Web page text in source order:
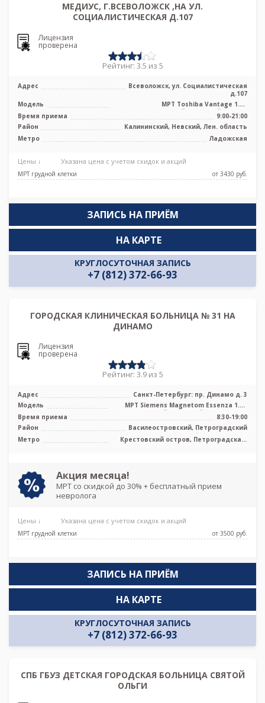
МЕДИУС, Г.ВСЕВОЛОЖСК ,НА УЛ.
СОЦИАЛИСТИЧЕСКАЯ Д.107
Лицензия
проверена
Рейтинг: 3.5 из 5
Адрес
Всеволожск, ул. Социалистическая
д.107
Модель
МРТ Toshiba Vantage 1.5T
высокопольный закрытый тип, КТ
Toshiba Alexio ...
Время приема
9:00-21:00
Район
Калининский, Невский, Лен. область
Метро
Ладожская
Цены ↓ Указана цена с учетом скидок и акций
МРТ грудной клетки от 3430 pуб.
ЗАПИСЬ НА ПРИЁМ
КРУГЛОСУТОЧНАЯ ЗАПИСЬ
+7 (812) 372-66-93
НА КАРТЕ
ГОРОДСКАЯ КЛИНИЧЕСКАЯ БОЛЬНИЦА № 31 НА
ДИНАМО
Лицензия
проверена
Рейтинг: 3.9 из 5
Адрес
Санкт-Петербург: пр. Динамо д. 3
Модель
МРТ Siemens Magnetom Essenza 1.5T
высокопольный закрытый тип, КТ Aquil
...
Время приема
8:30-19:00
Район
Василеостровский, Петроградский
Метро
Крестовский остров, Петроградская,
Акция месяца!
МРТ со скидкой до 30% + бесплатный прием
невролога
Цены ↓ Указана цена с учетом скидок и акций
МРТ грудной клетки от 3500 pуб.
ЗАПИСЬ НА ПРИЁМ
КРУГЛОСУТОЧНАЯ ЗАПИСЬ
+7 (812) 372-66-93
НА КАРТЕ
СПБ ГБУЗ ДЕТСКАЯ ГОРОДСКАЯ БОЛЬНИЦА СВЯТОЙ
ОЛЬГИ